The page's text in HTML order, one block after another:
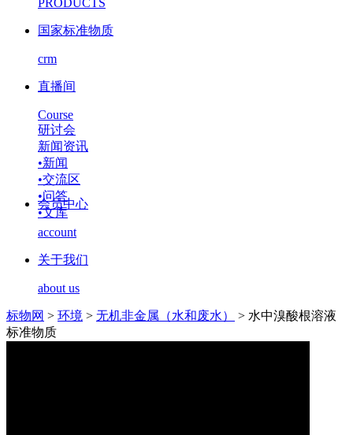
国家标准物质
crm
直播间
Course
研讨会
新闻资讯
•新闻
•交流区
•问答
•文库
会员中心
account
关于我们
about us
标物网 > 环境 > 无机非金属（水和废水） > 水中溴酸根溶液
标准物质